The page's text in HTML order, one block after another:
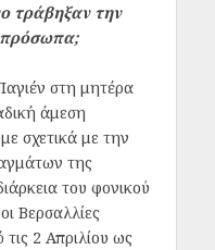
τράβηξαν την
στη μητέρα
άμεση
σχετικά με την
της
του φονικού
Βερσαλλίες
2 Απριλίου ως